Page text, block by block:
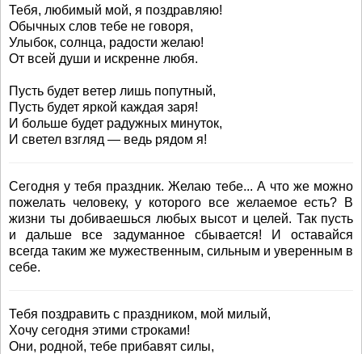
Тебя, любимый мой, я поздравляю!
Обычных слов тебе не говоря,
Улыбок, солнца, радости желаю!
От всей души и искренне любя.
Пусть будет ветер лишь попутный,
Пусть будет яркой каждая заря!
И больше будет радужных минуток,
И светел взгляд — ведь рядом я!
Сегодня у тебя праздник. Желаю тебе... А что же можно
пожелать человеку, у которого все желаемое есть? В
жизни ты добиваешься любых высот и целей. Так пусть
и дальше все задуманное сбывается! И оставайся
всегда таким же мужественным, сильным и уверенным в
себе.
Тебя поздравить с праздником, мой милый,
Хочу сегодня этими строками!
Они, родной, тебе прибавят силы,